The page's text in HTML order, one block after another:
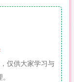
仅供大家学习与